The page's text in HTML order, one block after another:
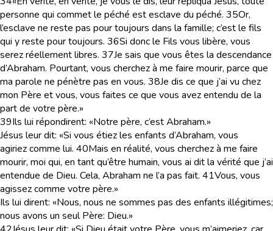
personne qui commet le péché est esclave du péché. 35Or,
l’esclave ne reste pas pour toujours dans la famille; c’est le fils
qui y reste pour toujours. 36Si donc le Fils vous libère, vous
serez réellement libres. 37Je sais que vous êtes la descendance
d’Abraham. Pourtant, vous cherchez à me faire mourir, parce que
ma parole ne pénètre pas en vous. 38Je dis ce que j’ai vu chez
mon Père et vous, vous faites ce que vous avez entendu de la
part de votre père.»
39Ils lui répondirent: «Notre père, c’est Abraham.»
Jésus leur dit: «Si vous étiez les enfants d’Abraham, vous
agiriez comme lui. 40Mais en réalité, vous cherchez à me faire
mourir, moi qui, en tant qu’être humain, vous ai dit la vérité que j’ai
entendue de Dieu. Cela, Abraham ne l’a pas fait. 41Vous, vous
agissez comme votre père.»
Ils lui dirent: «Nous, nous ne sommes pas des enfants illégitimes;
nous avons un seul Père: Dieu.»